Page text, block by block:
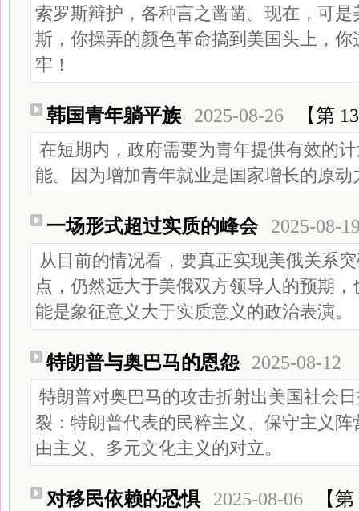
索罗斯辩护，各种言之凿凿。现在，可
斯，你操弄的颜色革命搞到美国头上，
牢！
韩国青年躺平族 2025-08-26 【第
在短期内，政府需要为青年提供有效的
能。因为增加青年就业是国家增长的原动
一场形式超过实质的峰会 2025-08-
从目前的情况看，要真正实现美俄关系
点，仍然远大于美俄双方领导人的预期
能是象征意义大于实质意义的政治表演。
特朗普与奥巴马的恩怨 2025-08-12
特朗普对奥巴马的攻击折射出美国社会
裂：特朗普代表的民粹主义、保守主义
由主义、多元文化主义的对立。
对移民依赖的恐惧 2025-08-06 【